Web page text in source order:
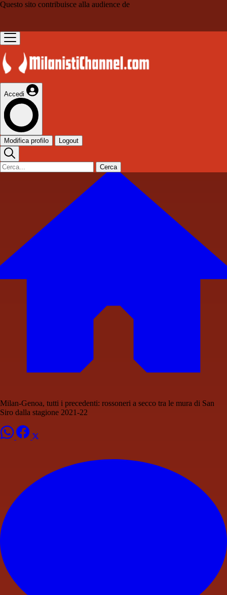
Questo sito contribuisce alla audience de
Accedi
Modifica profilo Logout
Cerca
Milan-Genoa, tutti i precedenti: rossoneri a secco tra le mura di San
Siro dalla stagione 2021-22